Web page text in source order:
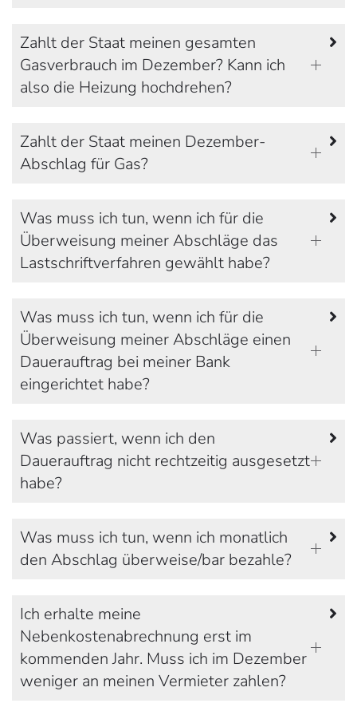
Zahlt der Staat meinen gesamten
Gasverbrauch im Dezember? Kann ich
also die Heizung hochdrehen?
Zahlt der Staat meinen Dezember-
Abschlag für Gas?
Was muss ich tun, wenn ich für die
Überweisung meiner Abschläge das
Lastschriftverfahren gewählt habe?
Was muss ich tun, wenn ich für die
Überweisung meiner Abschläge einen
Dauerauftrag bei meiner Bank
eingerichtet habe?
Was passiert, wenn ich den
Dauerauftrag nicht rechtzeitig ausgesetzt
habe?
Was muss ich tun, wenn ich monatlich
den Abschlag überweise/bar bezahle?
Ich erhalte meine
Nebenkostenabrechnung erst im
kommenden Jahr. Muss ich im Dezember
weniger an meinen Vermieter zahlen?